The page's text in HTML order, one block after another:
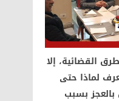
القضائية، إلا
لماذا حتى
بالعجز بسبب